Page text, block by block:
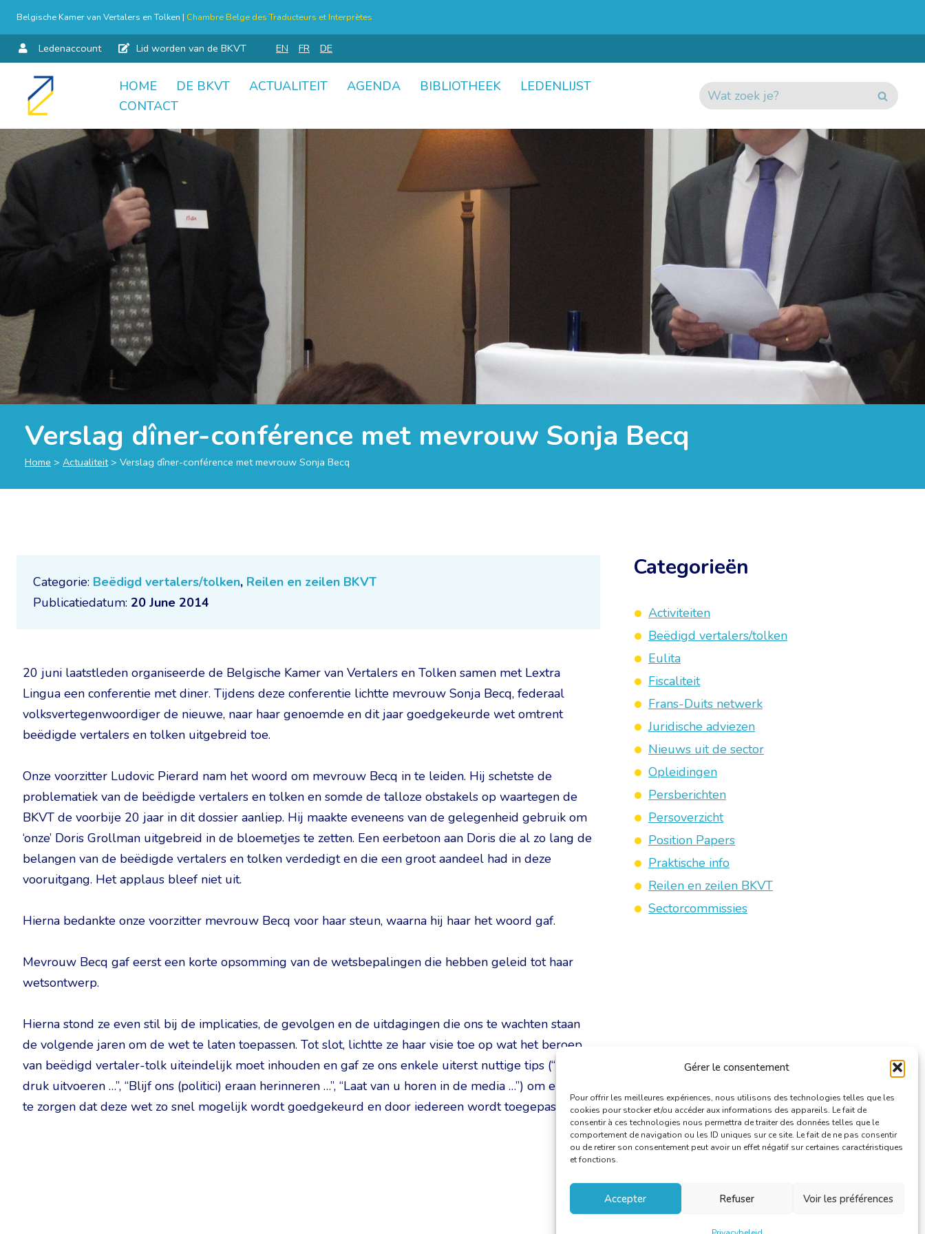
Gérer le consentement
Pour offrir les meilleures expériences, nous utilisons des technologies telles que les
cookies pour stocker et/ou accéder aux informations des appareils. Le fait de
consentir à ces technologies nous permettra de traiter des données telles que le
comportement de navigation ou les ID uniques sur ce site. Le fait de ne pas consentir
ou de retirer son consentement peut avoir un effet négatif sur certaines caractéristiques
et fonctions.
Accepter Refuser Voir les préférences
Belgische Kamer van Vertalers en Tolken | Chambre Belge des Traducteurs et Interprètes
Ledenaccount Lid worden van de BKVT EN FR DE
Skip
content
HOME DE BKVT ACTUALITEIT AGENDA BIBLIOTHEEK
LEDENLIJST
CONTACT
Verslag dîner-conférence met mevrouw Sonja Becq
Home > Actualiteit> Verslag dîner-conférence met mevrouw Sonja Becq
Categorie: Beëdigd vertalers/tolken, Reilen en zeilen BKVT
Publicatiedatum: 20 June 2014
20 juni laatstleden organiseerde de Belgische Kamer van Vertalers en Tolken samen met Lextra
Lingua een conferentie met diner. Tijdens deze conferentie lichtte mevrouw Sonja Becq, federaal
volksvertegenwoordiger de nieuwe, naar haar genoemde en dit jaar goedgekeurde wet omtrent
beëdigde vertalers en tolken uitgebreid toe.
Onze voorzitter Ludovic Pierard nam het woord om mevrouw Becq in te leiden. Hij schetste de
problematiek van de beëdigde vertalers en tolken en somde de talloze obstakels op waartegen de
BKVT de voorbije 20 jaar in dit dossier aanliep. Hij maakte eveneens van de gelegenheid gebruik om
‘onze’ Doris Grollman uitgebreid in de bloemetjes te zetten. Een eerbetoon aan Doris die al zo lang de
belangen van de beëdigde vertalers en tolken verdedigt en die een groot aandeel had in deze
vooruitgang. Het applaus bleef niet uit.
Hierna bedankte onze voorzitter mevrouw Becq voor haar steun, waarna hij haar het woord gaf.
Mevrouw Becq gaf eerst een korte opsomming van de wetsbepalingen die hebben geleid tot haar
wetsontwerp.
Hierna stond ze even stil bij de implicaties, de gevolgen en de uitdagingen die ons te wachten staan
de volgende jaren om de wet te laten toepassen. Tot slot, lichtte ze haar visie toe op wat het beroep
van beëdigd vertaler-tolk uiteindelijk moet inhouden en gaf ze ons enkele uiterst nuttige tips (“Blijf
druk uitvoeren …”, “Blijf ons (politici) eraan herinneren …”, “Laat van u horen in de media …”) om ervoor
te zorgen dat deze wet zo snel mogelijk wordt goedgekeurd en door iedereen wordt toegepast.
Categorieën
Activiteiten
Beëdigd vertalers/tolken
Eulita
Fiscaliteit
Frans-Duits netwerk
Juridische adviezen
Nieuws uit de sector
Opleidingen
Persberichten
Persoverzicht
Position Papers
Praktische info
Reilen en zeilen BKVT
Sectorcommissies